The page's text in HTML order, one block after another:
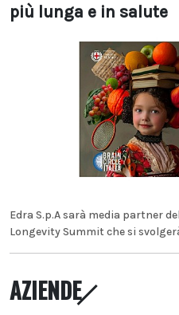
più lunga e in salute
Edra S.p.A sarà media partner
Longevity Summit che si
AZIENDE